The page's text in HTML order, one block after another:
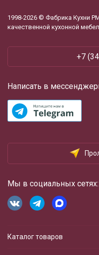
1998-2026 © Фабрика Кухни
качественной кухонной
+7
Написать в
Мы в социальных сетях:
Каталог товаров